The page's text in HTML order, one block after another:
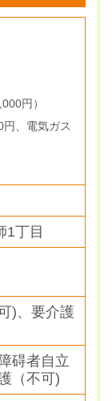
円）
円、電気ガス
1丁目
)、要介護
碍者自立
（不可)